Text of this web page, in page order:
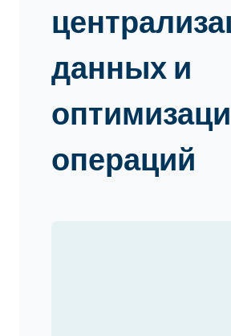
данных и
операций